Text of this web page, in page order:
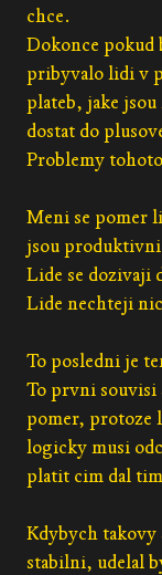
chce.
Dokonce pokud
pribyvalo lidi v
plateb, jake
dostat do
Problemy
Meni se pomer
jsou
Lide se dozivaji
Lide nechteji
To posledni je
To prvni souvisi
pomer, protoze
logicky musi
platit cim dal
Kdybych takovy
stabilni, udelal